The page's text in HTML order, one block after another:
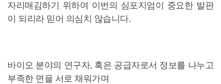
자리매김하기 위하여 이번의 심포지엄이 중요한 발판
이 되리라 믿어 의심치 않습니다.
바이오 분야의 연구자, 혹은 공급자로서 정보를 나누고
부족한 면을 서로 채워가며